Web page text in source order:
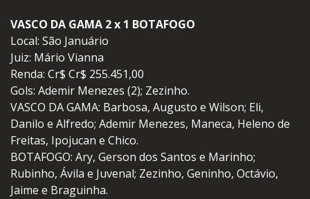
VASCO DA GAMA 2 x 1 BOTAFOGO
Local: São Januário
Juiz: Mário Vianna
Renda: Cr$ Cr$ 255.451,00
Gols: Ademir Menezes (2); Zezinho.
VASCO DA GAMA: Barbosa, Augusto e Wilson; Eli,
Danilo e Alfredo; Ademir Menezes, Maneca, Heleno de
Freitas, Ipojucan e Chico.
BOTAFOGO: Ary, Gerson dos Santos e Marinho;
Rubinho, Ávila e Juvenal; Zezinho, Geninho, Octávio,
Jaime e Braguinha.